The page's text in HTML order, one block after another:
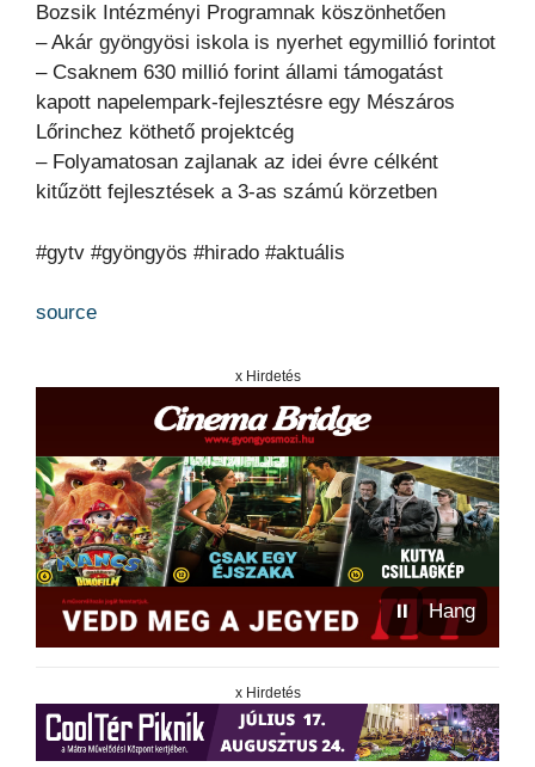
Bozsik Intézményi Programnak köszönhetően
– Akár gyöngyösi iskola is nyerhet egymillió forintot
– Csaknem 630 millió forint állami támogatást
kapott napelempark-fejlesztésre egy Mészáros
Lőrinchez köthető projektcég
– Folyamatosan zajlanak az idei évre célként
kitűzött fejlesztések a 3-as számú körzetben
#gytv #gyöngyös #hirado #aktuális
source
x Hirdetés
⏸ Hang
x Hirdetés